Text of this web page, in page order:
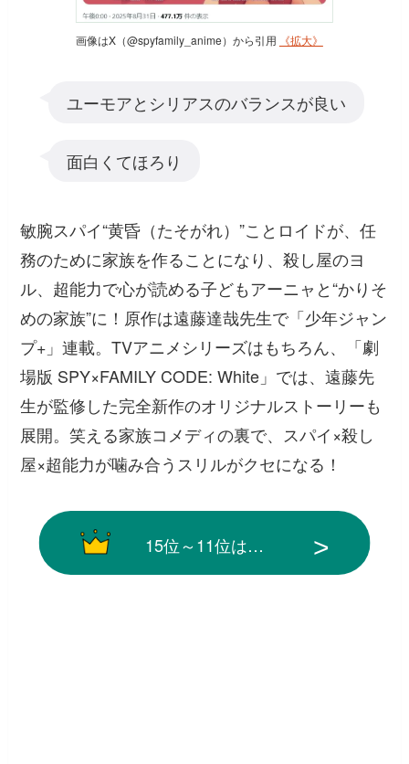
画像はX（@spyfamily_anime）から引用 《拡大》
ユーモアとシリアスのバランスが良い
面白くてほろり
敏腕スパイ“黄昏（たそがれ）”ことロイドが、任
務のために家族を作ることになり、殺し屋のヨ
ル、超能力で心が読める子どもアーニャと“かりそ
めの家族”に！原作は遠藤達哉先生で「少年ジャン
プ+」連載。TVアニメシリーズはもちろん、「劇
場版 SPY×FAMILY CODE: White」では、遠藤先
生が監修した完全新作のオリジナルストーリーも
展開。笑える家族コメディの裏で、スパイ×殺し
屋×超能力が噛み合うスリルがクセになる！
15位～11位は…